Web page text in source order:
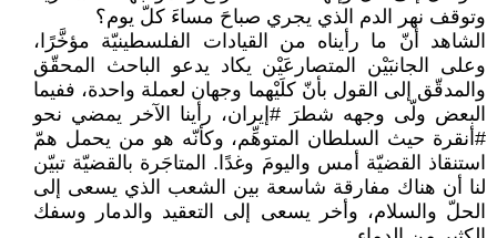
وتوقف نهر الدم الذي يجري صباحَ مساءَ كلّ يوم؟
الشاهد أنّ ما رأيناه من القيادات الفلسطينيّة مؤخَّرًا،
وعلى الجانبَيْن المتصارعَيْن يكاد يدعو الباحث المحقّق
والمدقّق إلى القول بأنّ كلَيْهما وجهان لعملة واحدة، ففيما
البعض ولّى وجهه شطرَ #إيران، رأينا الآخر يمضي نحو
#أنقرة حيث السلطان المتوهِّم، وكأنّه هو من يحمل همّ
استنقاذ القضيّة أمس واليومَ وغدًا. المتاجَرة بالقضيّة تبيّن
لنا أن هناك مفارقة شاسعة بين الشعب الذي يسعى إلى
الحلّ والسلام، وأخر يسعى إلى التعقيد والدمار وسفك